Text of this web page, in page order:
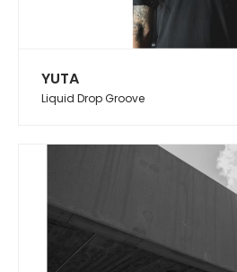
YUTA
Liquid Drop Groove